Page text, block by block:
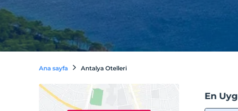
Ana sayfa Antalya Otelleri
En